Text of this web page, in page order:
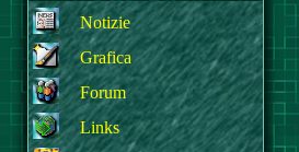
Notizie
Grafica
Forum
Links